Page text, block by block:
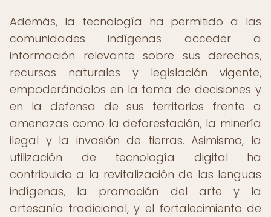
Además, la tecnología ha permitido a las
comunidades indígenas acceder a
información relevante sobre sus derechos,
recursos naturales y legislación vigente,
empoderándolos en la toma de decisiones y
en la defensa de sus territorios frente a
amenazas como la deforestación, la minería
ilegal y la invasión de tierras. Asimismo, la
utilización de tecnología digital ha
contribuido a la revitalización de las lenguas
indígenas, la promoción del arte y la
artesanía tradicional, y el fortalecimiento de